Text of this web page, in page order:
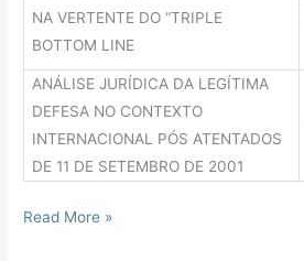
NA VERTENTE DO “TRIPLE
BOTTOM LINE
ANÁLISE JURÍDICA DA LEGÍTIMA
DEFESA NO CONTEXTO
INTERNACIONAL PÓS ATENTADOS
DE 11 DE SETEMBRO DE 2001
Read More »